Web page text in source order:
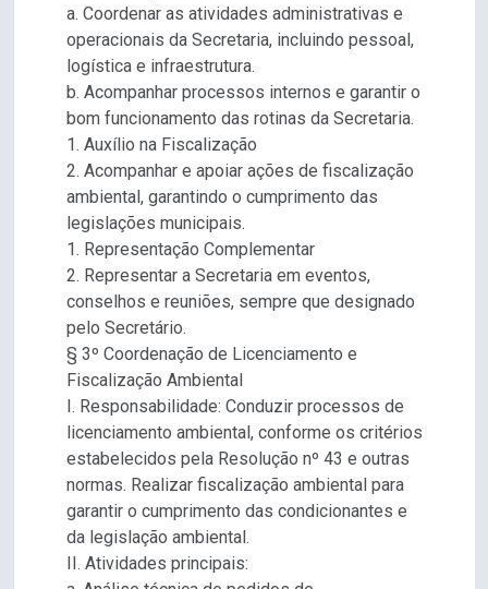
a. Coordenar as atividades administrativas e
operacionais da Secretaria, incluindo pessoal,
logística e infraestrutura.
b. Acompanhar processos internos e garantir o
bom funcionamento das rotinas da Secretaria.
1. Auxílio na Fiscalização
2. Acompanhar e apoiar ações de fiscalização
ambiental, garantindo o cumprimento das
legislações municipais.
1. Representação Complementar
2. Representar a Secretaria em eventos,
conselhos e reuniões, sempre que designado
pelo Secretário.
§ 3º Coordenação de Licenciamento e
Fiscalização Ambiental
I. Responsabilidade: Conduzir processos de
licenciamento ambiental, conforme os critérios
estabelecidos pela Resolução nº 43 e outras
normas. Realizar fiscalização ambiental para
garantir o cumprimento das condicionantes e
da legislação ambiental.
II. Atividades principais: